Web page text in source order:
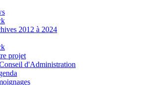
2012 à 2024
projet
d'Administration